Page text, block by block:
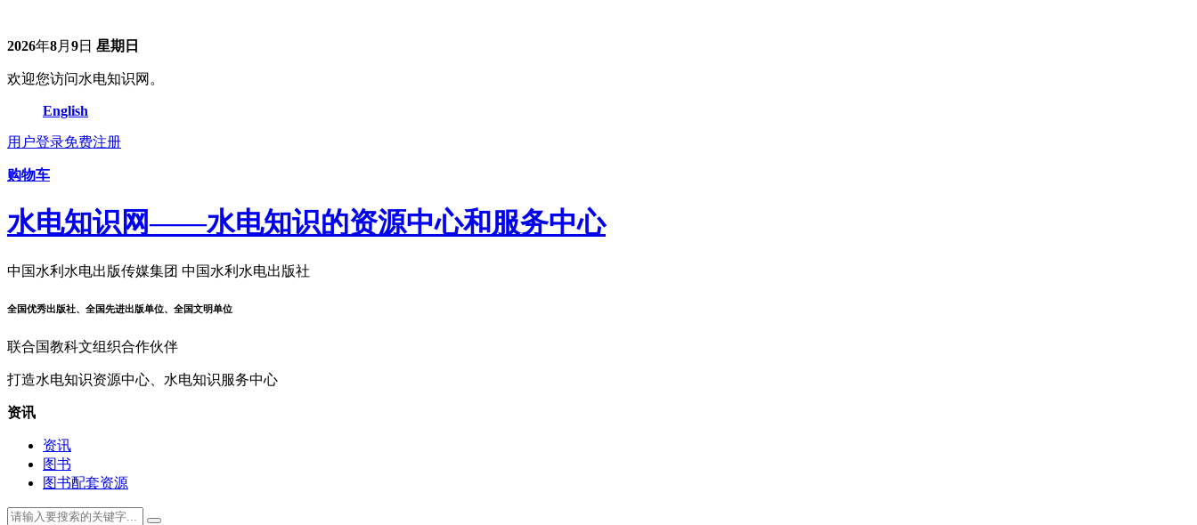
2026年8月 9日 星期日
欢迎您访问水电知识网。
English
用户登录免费注册
购物车
水电知识网——水电知识的资源中心和服务中心
中国水利水电出版传媒集团 中国水利水电出版社
全国优秀出版社、全国先进出版单位、全国文明单位
联合国教科文组织合作伙伴
打造水电知识资源中心、水电知识服务中心
资讯
资讯
图书
图书配套资源